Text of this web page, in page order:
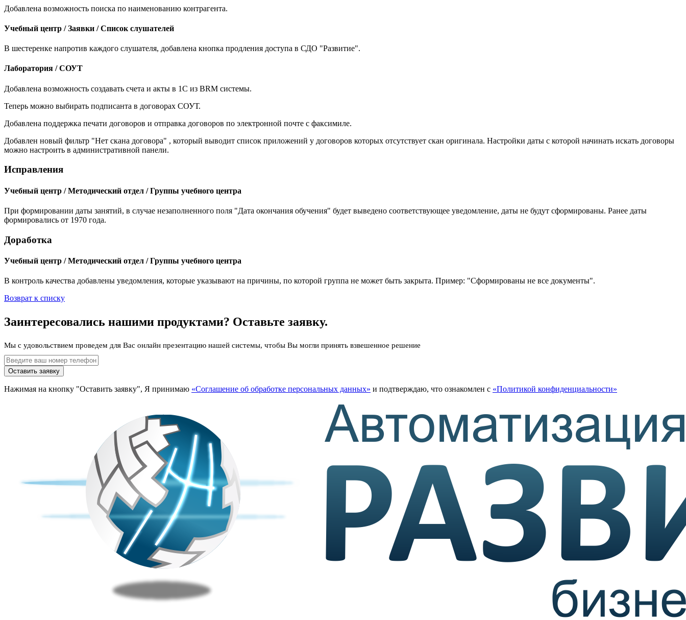
Добавлена возможность поиска по наименованию контрагента.
Учебный центр / Заявки / Список слушателей
В шестеренке напротив каждого слушателя, добавлена кнопка продления доступа в СДО "Развитие".
Лаборатория / СОУТ
Добавлена возможность создавать счета и акты в 1С из BRM системы.
Теперь можно выбирать подписанта в договорах СОУТ.
Добавлена поддержка печати договоров и отправка договоров по электронной почте с факсимиле.
Добавлен новый фильтр "Нет скана договора" , который выводит список приложений у договоров которых отсутствует скан оригинала. Настройки даты с которой начинать искать договоры
можно настроить в административной панели.
Исправления
Учебный центр / Методический отдел / Группы учебного центра
При формировании даты занятий, в случае незаполненного поля "Дата окончания обучения" будет выведено соответствующее уведомление, даты не будут сформированы. Ранее даты
формировались от 1970 года.
Доработка
Учебный центр / Методический отдел / Группы учебного центра
В контроль качества добавлены уведомления, которые указывают на причины, по которой группа не может быть закрыта. Пример: "Сформированы не все документы".
Возврат к списку
Заинтересовались нашими продуктами? Оставьте заявку.
Мы с удовольствием проведем для Вас онлайн презентацию нашей системы, чтобы Вы могли принять взвешенное решение
Оставить заявку
Нажимая на кнопку "Оставить заявку", Я принимаю «Соглашение об обработке персональных данных» и подтверждаю, что ознакомлен с «Политикой конфиденциальности»